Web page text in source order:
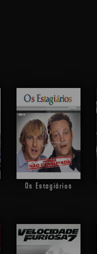
Os Estagiários